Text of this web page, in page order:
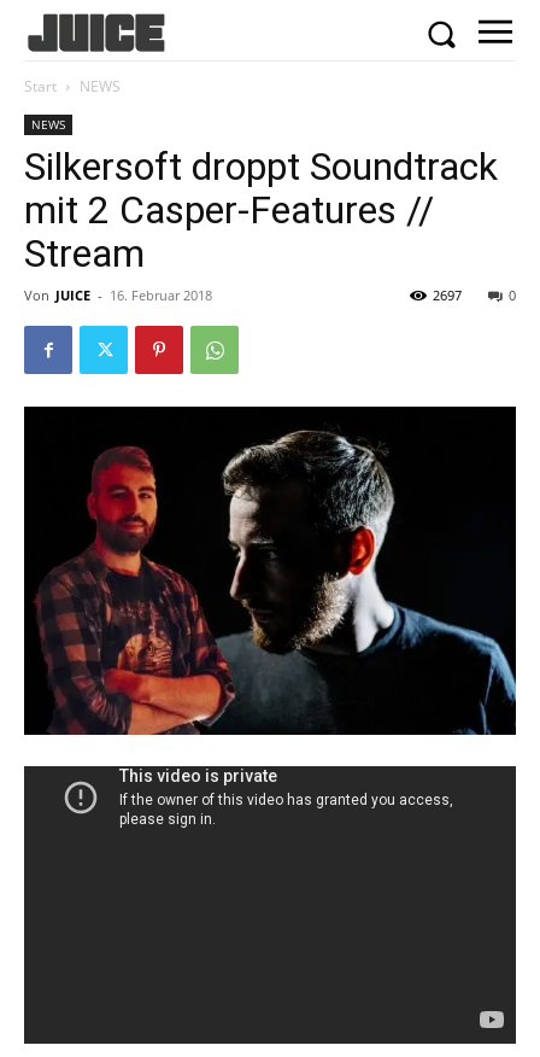
Start NEWS
NEWS
Silkersoft droppt Soundtrack
mit 2 Casper-Features //
Stream
Von JUICE - 16. Februar 2018 0
2697